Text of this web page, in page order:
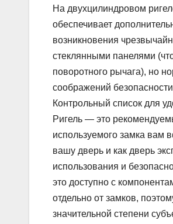
На двухцилиндровом
обеспечивает
возникновения
стеклянными панелями
поворотного рычага), но
соображений
Контрольный список для
Ригель — это
используемого замка вам
вашу дверь и как дверь
использования и
это доступно с
отдельно от замков,
значительной степени